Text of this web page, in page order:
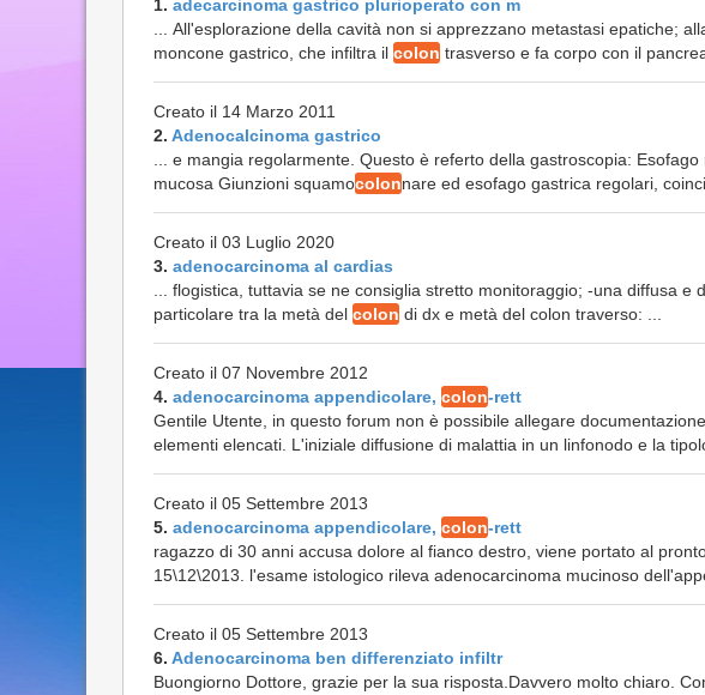
1. adecarcinoma gastrico plurioperato con m
... All'esplorazione della cavità non si apprezzano metastasi epatiche;
moncone gastrico, che infiltra il colon trasverso e fa corpo con il
Creato il 14 Marzo 2011
2. Adenocalcinoma gastrico
... e mangia regolarmente. Questo è referto della gastroscopia:
mucosa Giunzioni squamocolonnare ed esofago gastrica regolari,
Creato il 03 Luglio 2020
3. adenocarcinoma al cardias
... flogistica, tuttavia se ne consiglia stretto monitoraggio; -una diffusa
particolare tra la metà del colon di dx e metà del colon traverso: ...
Creato il 07 Novembre 2012
4. adenocarcinoma appendicolare, colon-rett
Gentile Utente, in questo forum non è possibile allegare
elementi elencati. L'iniziale diffusione di malattia in un linfonodo e la
Creato il 05 Settembre 2013
5. adenocarcinoma appendicolare, colon-rett
ragazzo di 30 anni accusa dolore al fianco destro, viene portato al
15\12\2013. l'esame istologico rileva adenocarcinoma mucinoso
Creato il 05 Settembre 2013
6. Adenocarcinoma ben differenziato infiltr
Buongiorno Dottore, grazie per la sua risposta.Davvero molto chiaro.